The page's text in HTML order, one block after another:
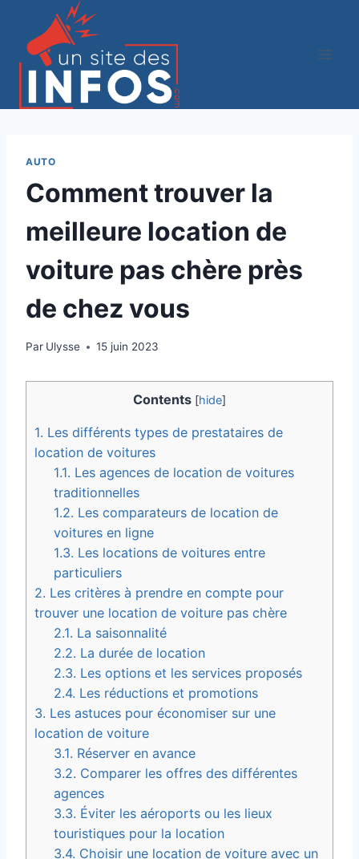
contenu
AUTO
Comment trouver la
meilleure location de
voiture pas chère près
de chez vous
Par Ulysse 15 juin 2023
Contents [hide]
1. Les différents types de prestataires de
location de voitures
1.1. Les agences de location de voitures
traditionnelles
1.2. Les comparateurs de location de
voitures en ligne
1.3. Les locations de voitures entre
particuliers
2. Les critères à prendre en compte pour
trouver une location de voiture pas chère
2.1. La saisonnalité
2.2. La durée de location
2.3. Les options et les services proposés
2.4. Les réductions et promotions
3. Les astuces pour économiser sur une
location de voiture
3.1. Réserver en avance
3.2. Comparer les offres des différentes
agences
3.3. Éviter les aéroports ou les lieux
touristiques pour la location
3.4. Choisir une location de voiture avec un